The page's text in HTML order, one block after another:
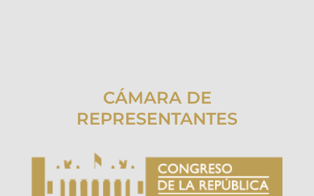
CÁMARA DE
REPRESENTANTES